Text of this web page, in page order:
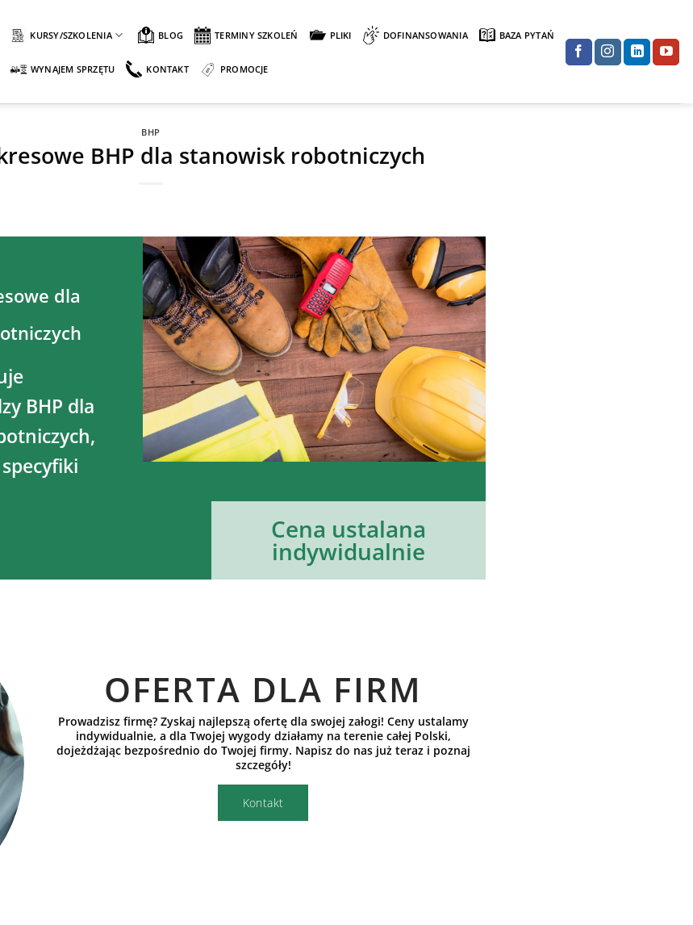
KURSY/SZKOLENIA BLOG TERMINY SZKOLEŃ PLIKI DOFINANSOWANIA BAZA PYTAŃ
WYNAJEM SPRZĘTU KONTAKT PROMOCJE
BHP
BHP dla stanowisk robotniczych
dla
BHP dla
Cena ustalana
indywidualnie
OFERTA DLA FIRM
Prowadzisz firmę? Zyskaj najlepszą ofertę dla swojej załogi! Ceny ustalamy
indywidualnie, a dla Twojej wygody działamy na terenie całej Polski,
dojeżdżając bezpośrednio do Twojej firmy. Napisz do nas już teraz i poznaj
szczegóły!
Kontakt